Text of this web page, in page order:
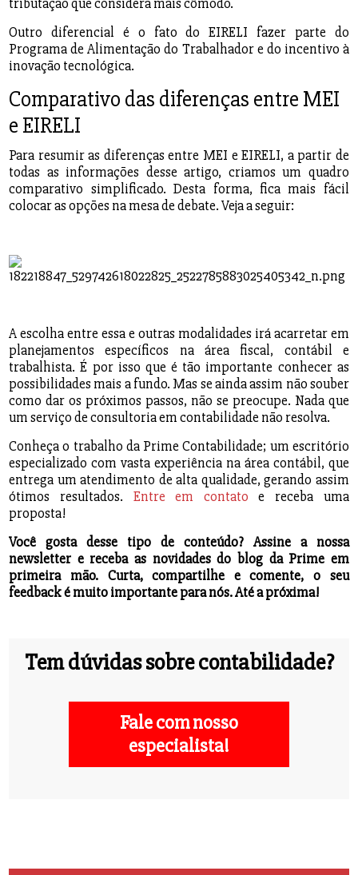
tributação que considera mais cômodo.
Outro diferencial é o fato do EIRELI fazer parte do
Programa de Alimentação do Trabalhador e do incentivo à
inovação tecnológica.
Comparativo das diferenças entre MEI
e EIRELI
Para resumir as diferenças entre MEI e EIRELI, a partir de
todas as informações desse artigo, criamos um quadro
comparativo simplificado. Desta forma, fica mais fácil
colocar as opções na mesa de debate. Veja a seguir:
A escolha entre essa e outras modalidades irá acarretar em
planejamentos específicos na área fiscal, contábil e
trabalhista. É por isso que é tão importante conhecer as
possibilidades mais a fundo. Mas se ainda assim não souber
como dar os próximos passos, não se preocupe. Nada que
um serviço de consultoria em contabilidade não resolva.
Conheça o trabalho da Prime Contabilidade; um escritório
especializado com vasta experiência na área contábil, que
entrega um atendimento de alta qualidade, gerando assim
ótimos resultados. Entre em contatoe receba uma
proposta!
Você gosta desse tipo de conteúdo? Assine a nossa
newsletter e receba as novidades do blog da Prime em
primeira mão. Curta, compartilhe e comente, o seu
feedback é muito importante para nós. Até a próxima!
Tem dúvidas sobre contabilidade?
Fale com nosso
especialista!